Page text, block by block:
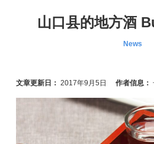
山口县的地方酒
News
文章更新日： 2017年9月5日 作者信息：